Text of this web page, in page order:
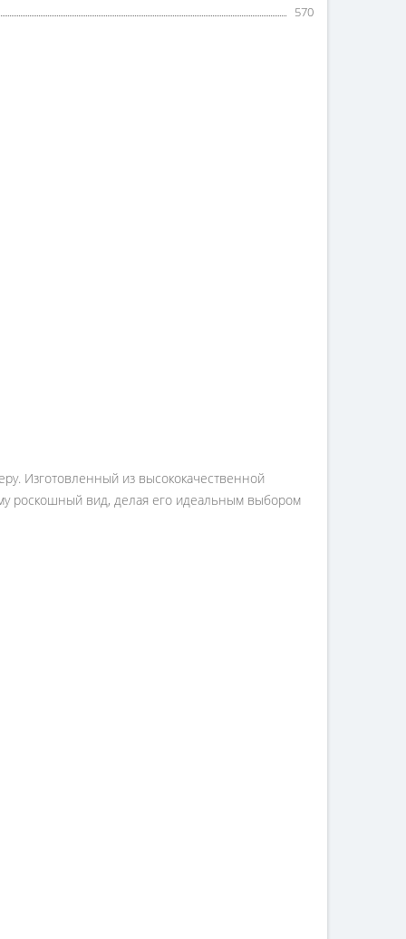
570
Изготовленный из высококачественной
роскошный вид, делая его идеальным выбором